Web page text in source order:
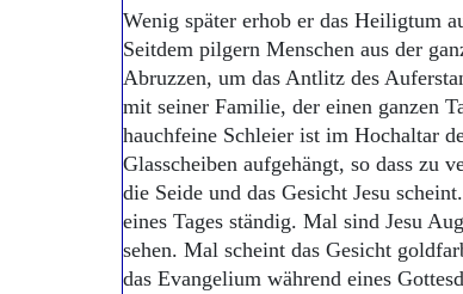
Wenig später erhob er das Heiligtum
Seitdem pilgern Menschen aus der
Abruzzen, um das Antlitz des
mit seiner Familie, der einen ganzen
hauchfeine Schleier ist im Hochaltar
Glasscheiben aufgehängt, so dass zu
die Seide und das Gesicht Jesu
eines Tages ständig. Mal sind Jesu
sehen. Mal scheint das Gesicht
das Evangelium während eines